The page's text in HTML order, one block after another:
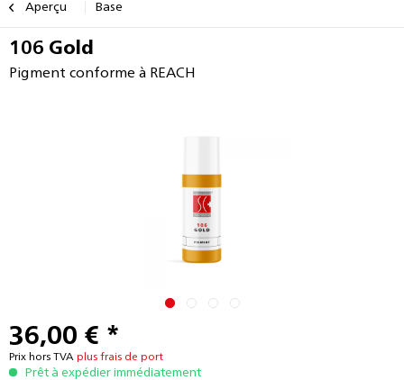
Aperçu Base
106 Gold
Pigment conforme à REACH
36,00 € *
Prix hors TVA plus frais de port
Prêt à expédier immédiatement